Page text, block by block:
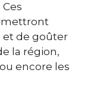
et de goûter
la région,
encore les